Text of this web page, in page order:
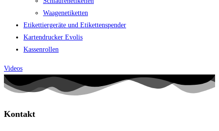
Waagenetiketten
Etikettiergeräte und Etikettenspender
Kartendrucker Evolis
Kassenrollen
Videos
Kontakt